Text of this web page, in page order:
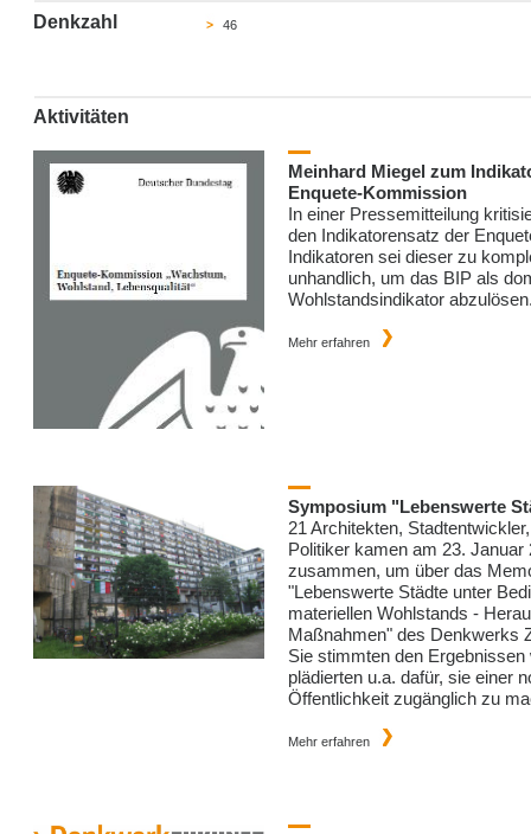
Denkzahl 46
Aktivitäten
Meinhard Miegel zum
Enquete-Kommission
In einer Pressemitteilung
den Indikatorensatz der
Indikatoren sei dieser zu
unhandlich, um das BIP als
Wohlstandsindikator
Mehr erfahren
Symposium "Lebenswerte
21 Architekten,
Politiker kamen am 23. Januar
zusammen, um über das
"Lebenswerte Städte unter
materiellen Wohlstands -
Maßnahmen" des Denkwerks
Sie stimmten den Ergebnissen
plädierten u.a. dafür, sie einer
Öffentlichkeit zugänglich zu
Mehr erfahren